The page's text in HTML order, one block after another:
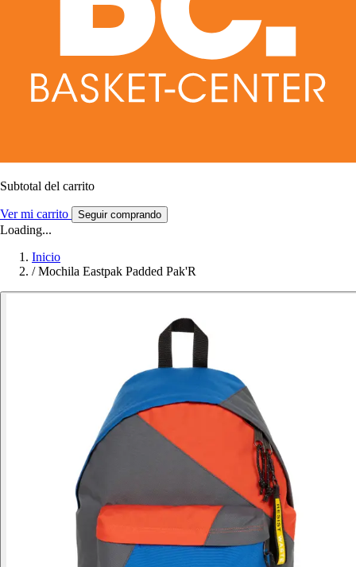
Subtotal del carrito
Ver mi carrito Seguir comprando
Loading...
Inicio
/ Mochila Eastpak Padded Pak'R